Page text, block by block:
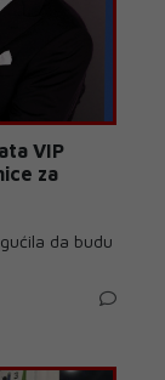
VIP
za
da budu